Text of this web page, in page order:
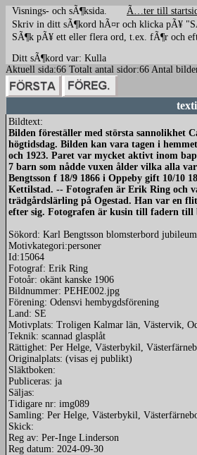
Visnings- och sÃ¶ksida. Ã…ter till
Skriv in ditt sÃ¶kord hÃ¤r och klicka pÃ¥
SÃ¶k pÃ¥ ett eller flera ord, t.ex. fÃ¶r och
Ditt sÃ¶kord var: Kulla
Aktuell sida:66 Totalt antal sidor:66 Antal
Bildtext:
Bilden föreställer med största sannolikhet
högtidsdag. Bilden kan vara tagen i
och 1923. Paret var mycket aktivt inom
7 barn som nådde vuxen ålder vilka alla
Bengtsson f 18/9 1866 i Oppeby gift 10/10
Kettilstad. -- Fotografen är Erik Ring och
trädgårdslärling på Ogestad. Han var en
efter sig. Fotografen är kusin till fadern till
Sökord: Karl Bengtsson blomsterbord
Motivkategori:personer
Id:15064
Fotograf: Erik Ring
Fotoår: okänt kanske 1906
Bildnummer: PEHE002.jpg
Förening: Odensvi hembygdsförening
Land: SE
Motivplats: Troligen Kalmar län, Västervik,
Teknik: scannad glasplåt
Rättighet: Per Helge, Västerbykil,
Originalplats: (visas ej publikt)
Släktboken:
Publiceras: ja
Säljas:
Tidigare nr: img089
Samling: Per Helge, Västerbykil,
Skick:
Reg av: Per-Inge Linderson
Reg datum: 2024-09-30